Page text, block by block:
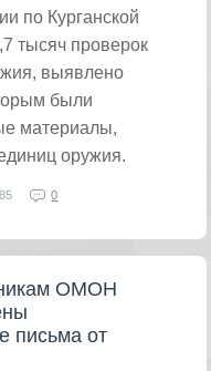
по Курганской
тысяч проверок
выявлено
были
материалы,
оружия.
0
ОМОН
письма от